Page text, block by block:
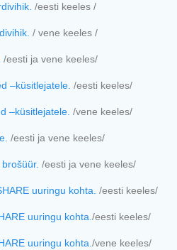
/eesti keeles /
/ vene keeles /
/eesti ja vene keeles/
–küsitlejatele. /eesti keeles/
–küsitlejatele. /vene keeles/
/eesti ja vene keeles/
/eesti ja vene keeles/
uuringu kohta. /eesti keeles/
uuringu kohta./eesti keeles/
uuringu kohta./vene keeles/